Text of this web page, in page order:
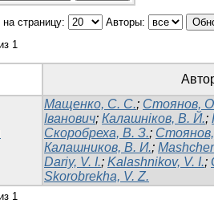
страницу:
Авторы:
1
Мащенко, С. С.; Стоянов,
Іванович; Калашніков, В. Й.;
Скоробреха, В. З.;
Калашников, В. И.;
Dariy, V. I.; Kalashnikov, V. I.;
Skorobrekha, V. Z.
1